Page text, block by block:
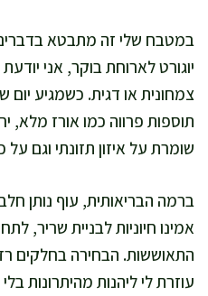
במטבח שלי זה מתבטא
יוגורט לארוחת בוקר, אני
צמחונית או דגית. כשמגיע יום
תוספות פרווה כמו אורז מלא,
שומרת על איזון תזונתי וגם על
ברמה הבריאותית, עוף נותן
אמינו חיוניות לבניית שריר,
התאוששות. הבחירה בחלקים
עוזרת לי ליהנות מהיתרונות